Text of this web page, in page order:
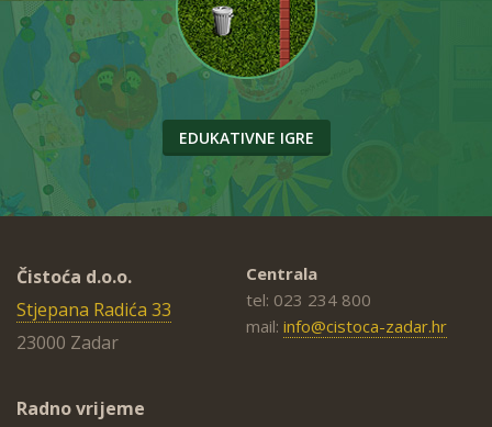
EDUKATIVNE IGRE
Čistoća d.o.o.
Stjepana Radića 33
Centrala
tel: 023 234 800